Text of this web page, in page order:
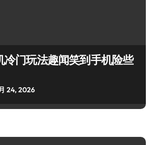
冷门玩法趣闻笑到手机险些
24, 2026